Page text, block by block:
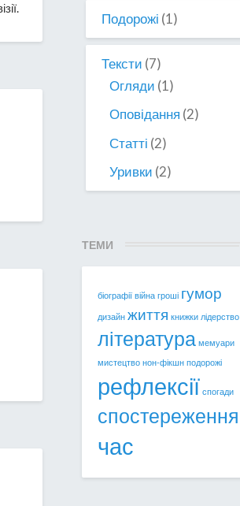
Подорожі (1)
Тексти (7)
Огляди (1)
Оповідання (2)
Статті (2)
Уривки (2)
ТЕМИ
біографії війна гроші гумор
дизайн життя книжки лідерство
література мемуари
мистецтво нон-фікшн подорожі
рефлексії спогади
спостереження
час